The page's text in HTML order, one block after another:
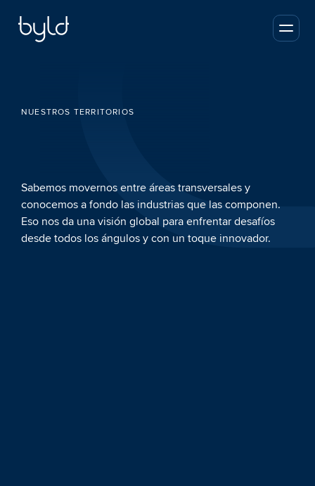
NUESTROS TERRITORIOS
Revolucionamos
industrias
Sabemos movernos entre áreas transversales y
conocemos a fondo las industrias que las componen.
Eso nos da una visión global para enfrentar desafíos
desde todos los ángulos y con un toque innovador.